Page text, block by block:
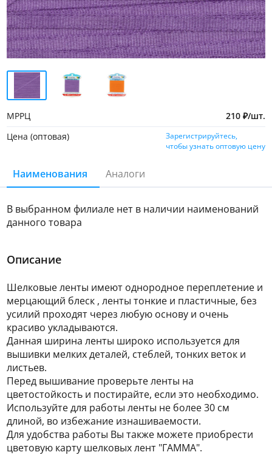
МРРЦ 210 ₽/шт.
Цена (оптовая)
Зарегистрируйтесь,
чтобы узнать оптовую цену
Наименования Аналоги
В выбранном филиале нет в наличии наименований
данного товара
Описание
Шелковые ленты имеют однородное переплетение и
мерцающий блеск , ленты тонкие и пластичные, без
усилий проходят через любую основу и очень
красиво укладываются.
Данная ширина ленты широко используется для
вышивки мелких деталей, стеблей, тонких веток и
листьев.
Перед вышивание проверьте ленты на
цветостойкость и постирайте, если это необходимо.
Используйте для работы ленты не более 30 см
длиной, во избежание изнашиваемости.
Для удобства работы Вы также можете приобрести
цветовую карту шелковых лент "ГАММА".